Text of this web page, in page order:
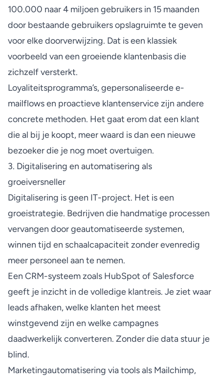
100.000 naar 4 miljoen gebruikers in 15 maanden
door bestaande gebruikers opslagruimte te geven
voor elke doorverwijzing. Dat is een klassiek
voorbeeld van een groeiende klantenbasisdie
zichzelf versterkt.
Loyaliteitsprogramma’s, gepersonaliseerde e-
mailflows en proactieve klantenservice zijn andere
concrete methoden. Het gaat erom dat een klant
die al bij je koopt, meer waard is dan een nieuwe
bezoeker die je nog moet overtuigen.
3. Digitalisering en automatisering als
groeiversneller
Digitalisering is geen IT-project. Het is een
groeistrategie. Bedrijven die handmatige processen
vervangen door geautomatiseerde systemen,
winnen tijd en schaalcapaciteit zonder evenredig
meer personeel aan te nemen.
Een CRM-systeem zoals HubSpot of Salesforce
geeft je inzicht in de volledige klantreis. Je ziet waar
leads afhaken, welke klanten het meest
winstgevend zijn en welke campagnes
daadwerkelijk converteren. Zonder die data stuur je
blind.
Marketingautomatisering via tools als Mailchimp,